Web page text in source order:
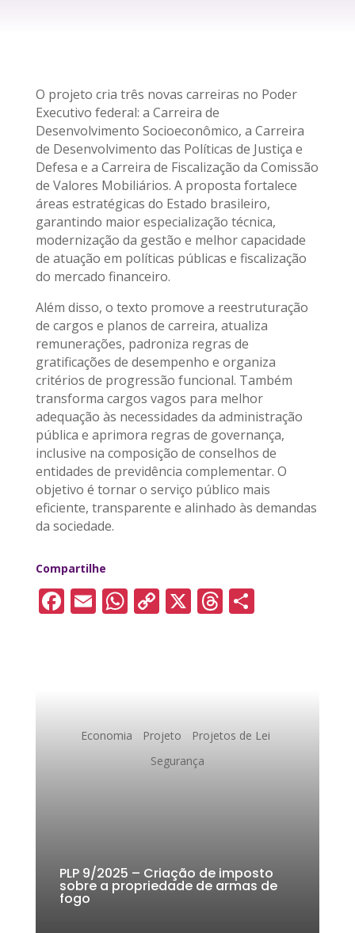
O projeto cria três novas carreiras no Poder
Executivo federal: a Carreira de
Desenvolvimento Socioeconômico, a Carreira
de Desenvolvimento das Políticas de Justiça e
Defesa e a Carreira de Fiscalização da Comissão
de Valores Mobiliários. A proposta fortalece
áreas estratégicas do Estado brasileiro,
garantindo maior especialização técnica,
modernização da gestão e melhor capacidade
de atuação em políticas públicas e fiscalização
do mercado financeiro.
Além disso, o texto promove a reestruturação
de cargos e planos de carreira, atualiza
remunerações, padroniza regras de
gratificações de desempenho e organiza
critérios de progressão funcional. Também
transforma cargos vagos para melhor
adequação às necessidades da administração
pública e aprimora regras de governança,
inclusive na composição de conselhos de
entidades de previdência complementar. O
objetivo é tornar o serviço público mais
eficiente, transparente e alinhado às demandas
da sociedade.
Compartilhe
F E W
p
C
n
k
X T
s
S
Economia Projeto
Projetos de Lei
Segurança
PLP 9/2025 – Criação de imposto
sobre a propriedade de armas de
fogo